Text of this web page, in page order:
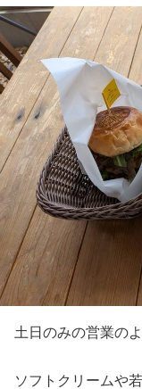
土日のみの営業の
ソフトクリームや